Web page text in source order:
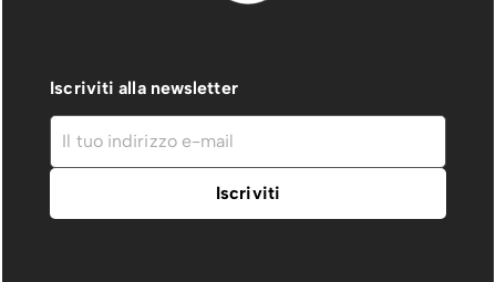
Iscriviti alla newsletter